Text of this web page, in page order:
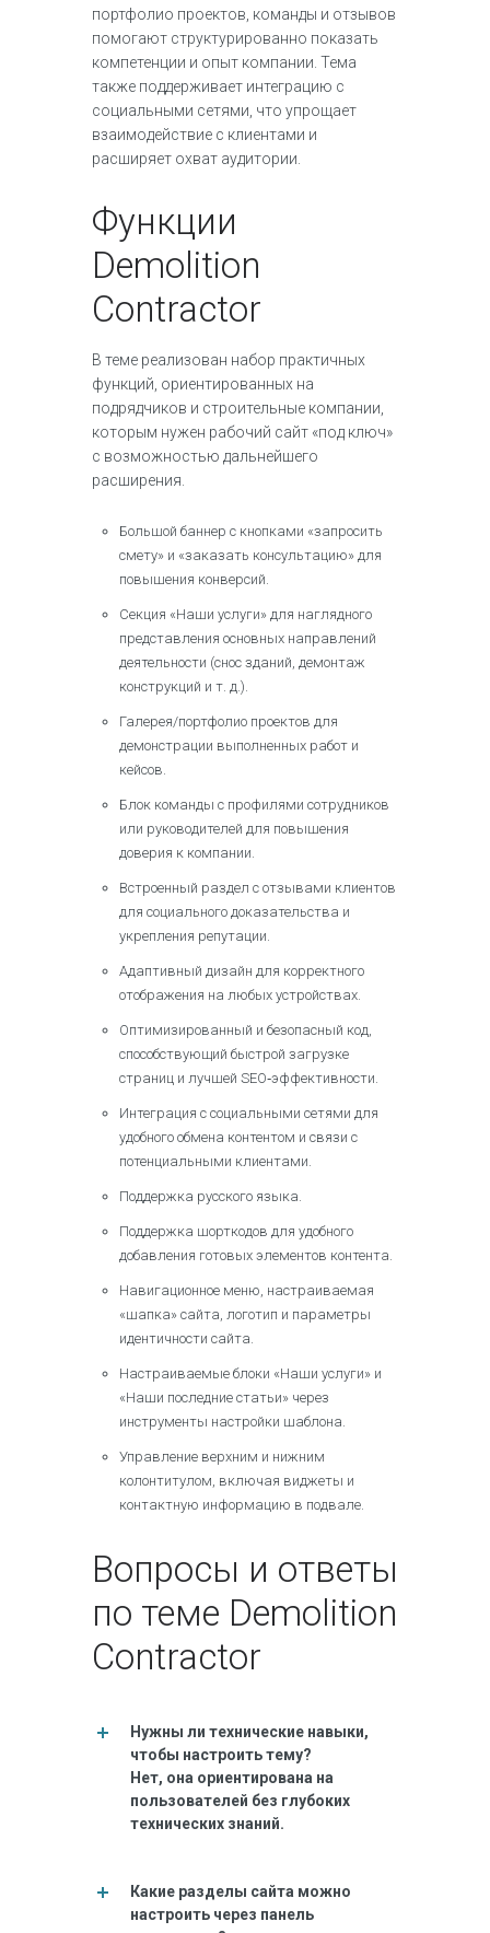
портфолио проектов, команды и отзывов
помогают структурированно показать
компетенции и опыт компании. Тема
также поддерживает интеграцию с
социальными сетями, что упрощает
взаимодействие с клиентами и
расширяет охват аудитории.​
Функции
Demolition
Contractor
В теме реализован набор практичных
функций, ориентированных на
подрядчиков и строительные компании,
которым нужен рабочий сайт «под ключ»
с возможностью дальнейшего
расширения.​
Большой баннер с кнопками «запросить
смету» и «заказать консультацию» для
повышения конверсий.​
Секция «Наши услуги» для наглядного
представления основных направлений
деятельности (снос зданий, демонтаж
конструкций и т. д.).​
Галерея/портфолио проектов для
демонстрации выполненных работ и
кейсов.​
Блок команды с профилями сотрудников
или руководителей для повышения
доверия к компании.​
Встроенный раздел с отзывами клиентов
для социального доказательства и
укрепления репутации.​
Адаптивный дизайн для корректного
отображения на любых устройствах.​
Оптимизированный и безопасный код,
способствующий быстрой загрузке
страниц и лучшей SEO‑эффективности.​
Интеграция с социальными сетями для
удобного обмена контентом и связи с
потенциальными клиентами.​
Поддержка русского языка.
Поддержка шорткодов для удобного
добавления готовых элементов контента.​
Навигационное меню, настраиваемая
«шапка» сайта, логотип и параметры
идентичности сайта.​
Настраиваемые блоки «Наши услуги» и
«Наши последние статьи» через
инструменты настройки шаблона.​
Управление верхним и нижним
колонтитулом, включая виджеты и
контактную информацию в подвале.​
Вопросы и ответы
по теме Demolition
Contractor
Нужны ли технические навыки,
чтобы настроить тему?
Нет, она ориентирована на
пользователей без глубоких
технических знаний.​
Какие разделы сайта можно
настроить через панель